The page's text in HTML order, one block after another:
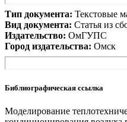
Тип документа: Текстовые
Вид документа: Статья из
Издательство: ОмГУПС
Город издательства: Омск
Библиографическая ссылка
Моделирование